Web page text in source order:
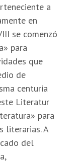
a
en
se comenzó
para
que
de
centuria
Literatur
para
literarias. A
del